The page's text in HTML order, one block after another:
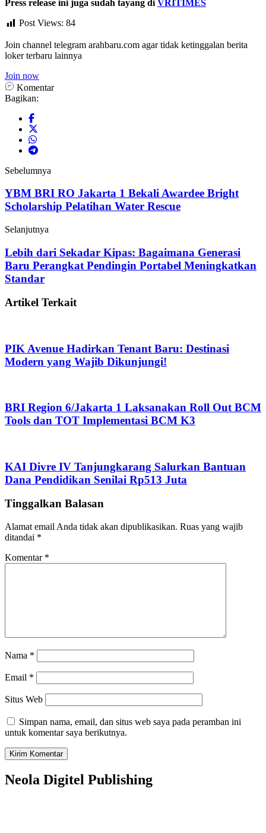
Press release ini juga sudah tayang di VRITIMES
Post Views: 84
Join channel telegram arahbaru.com agar tidak ketinggalan berita
loker terbaru lainnya
Join now
Komentar
Bagikan:
Sebelumnya
YBM BRI RO Jakarta 1 Bekali Awardee Bright
Scholarship Pelatihan Water Rescue
Selanjutnya
Lebih dari Sekadar Kipas: Bagaimana Generasi
Baru Perangkat Pendingin Portabel Meningkatkan
Standar
Artikel Terkait
PIK Avenue Hadirkan Tenant Baru: Destinasi
Modern yang Wajib Dikunjungi!
BRI Region 6/Jakarta 1 Laksanakan Roll Out BCM
Tools dan TOT Implementasi BCM K3
KAI Divre IV Tanjungkarang Salurkan Bantuan
Dana Pendidikan Senilai Rp513 Juta
Tinggalkan Balasan
Alamat email Anda tidak akan dipublikasikan. Ruas yang wajib
ditandai *
Komentar *
Nama *
Email *
Situs Web
Simpan nama, email, dan situs web saya pada peramban ini
untuk komentar saya berikutnya.
Neola Digitel Publishing